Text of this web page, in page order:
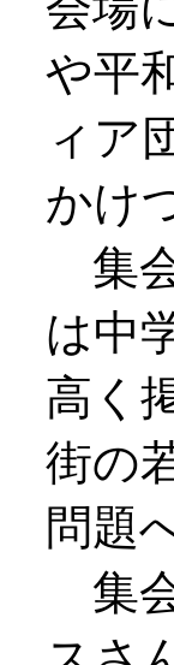
や平
ィア
かけ
集
は中
高く
街の
問題
集